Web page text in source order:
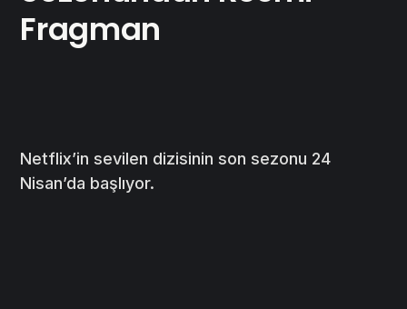
Fragman
Netflix’in sevilen dizisinin son sezonu 24
Nisan’da başlıyor.